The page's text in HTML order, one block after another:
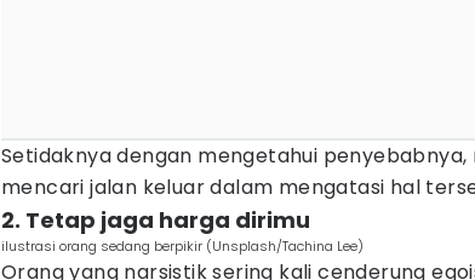
Setidaknya dengan mengetahui penyebabnya,
mencari jalan keluar dalam mengatasi hal
2. Tetap jaga harga dirimu
ilustrasi orang sedang berpikir (Unsplash/Tachina Lee)
Orang yang narsistik sering kali cenderung